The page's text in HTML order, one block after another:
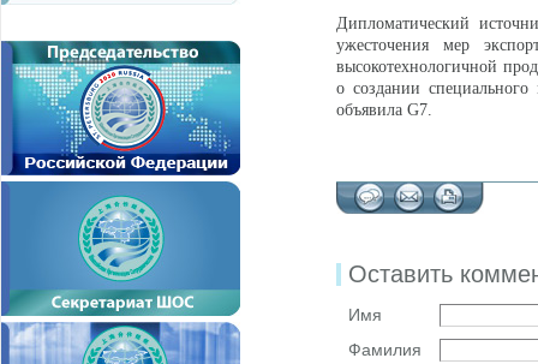
Дипломатический
ужесточения мер
высокотехнологичной
о создании
объявила G7.
Оставить
Имя
Фамилия